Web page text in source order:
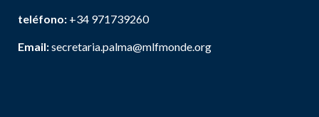
teléfono: +34 971739260
Email:secretaria.palma@mlfmonde.org